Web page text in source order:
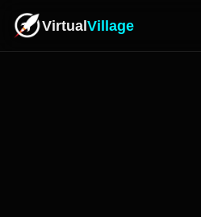
VirtualVillage